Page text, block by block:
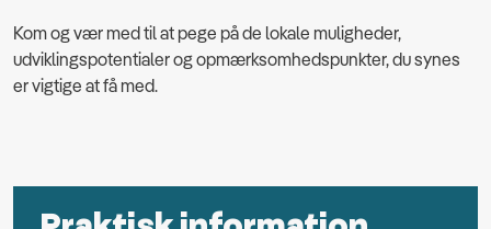
Kom og vær med til at pege på de lokale muligheder,
udviklingspotentialer og opmærksomhedspunkter, du synes
er vigtige at få med.